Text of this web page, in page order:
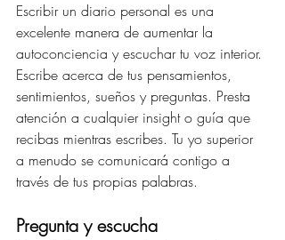
Escribir un diario personal es una
excelente manera de aumentar la
autoconciencia y escuchar tu voz interior.
Escribe acerca de tus pensamientos,
sentimientos, sueños y preguntas. Presta
atención a cualquier insight o guía que
recibas mientras escribes. Tu yo superior
a menudo se comunicará contigo a
través de tus propias palabras.
Pregunta y escucha